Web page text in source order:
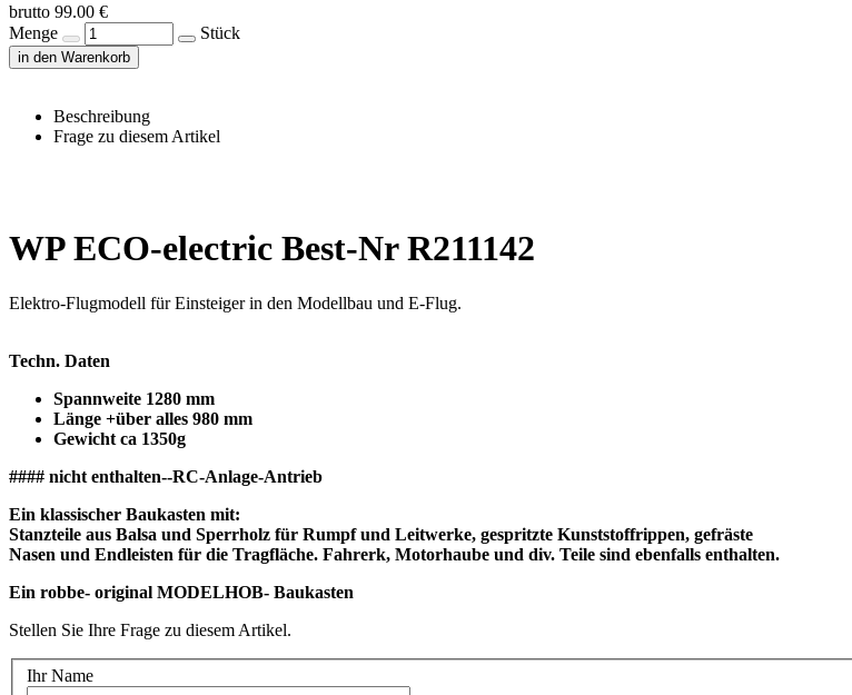
brutto 99.00 €
Menge
Stück
in den Warenkorb
Beschreibung
Frage zu diesem Artikel
WP ECO-electric Best-Nr R211142
Elektro-Flugmodell für Einsteiger in den Modellbau und E-Flug.
Techn. Daten
Spannweite 1280 mm
Länge +über alles 980 mm
Gewicht ca 1350g
#### nicht enthalten--RC-Anlage-Antrieb
Ein klassischer Baukasten mit:
Stanzteile aus Balsa und Sperrholz für Rumpf und Leitwerke, gespritzte Kunststoffrippen, gefräste
Nasen und Endleisten für die Tragfläche. Fahrerk, Motorhaube und div. Teile sind ebenfalls enthalten.
Stellen Sie Ihre Frage zu diesem Artikel.
Ihr Name